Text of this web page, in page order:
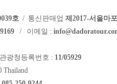
호 / 통신판매업 제2017-서울마
/ 이메일 :
광청등록번호 : 11/05929
Thailand